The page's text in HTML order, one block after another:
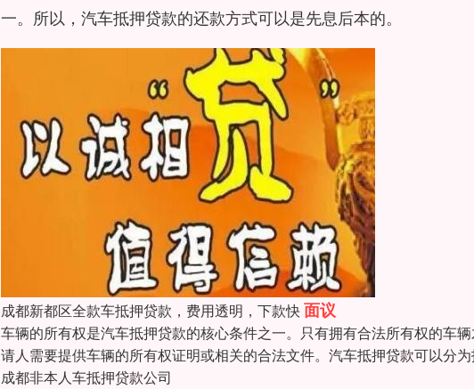
一。所以，汽车抵押贷款的还款方式可以是先息后本的。
成都新都区全款车抵押贷款，费用透明，下款快面议
车辆的所有权是汽车抵押贷款的核心条件之一。只有拥有合法所有权的车
请人需要提供车辆的所有权证明或相关的合法文件。汽车抵押贷款可以分
成都非本人车抵押贷款公司